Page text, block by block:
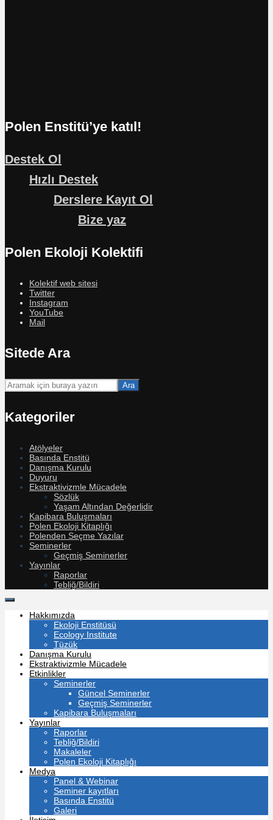
Polen Enstitü’ye katıl!
Destek Ol
Hızlı Destek
Derslere Kayıt Ol
Bize yaz
Polen Ekoloji Kolektifi
Kolektif web sitesi
Twitter
Instagram
YouTube
Mail
Sitede Ara
Ara
Kategoriler
Atölyeler
Basında Enstitü
Danışma Kurulu
Duyuru
Ekstraktivizmle Mücadele
Sözlük
Yaşam Altından Değerlidir
Kapibara Buluşmaları
Polen Ekoloji Kitaplığı
Polenden Seçme Yazılar
Seminerler
Geçmiş Seminerler
Yayınlar
Raporlar
Tebliğ/Bildiri
Hakkımızda
Ekoloji Enstitüsü
Ecology Institute
Tüzük
Danışma Kurulu
Ekstraktivizmle Mücadele
Etkinlikler
Seminerler
Güncel Seminerler
Geçmiş Seminerler
Kapibara Buluşmaları
Yayınlar
Raporlar
Tebliğ/Bildiri
Makaleler
Polen Ekoloji Kitaplığı
Medya
Panel & Webinar
Seminer kayıtları
Basında Enstitü
Galeri